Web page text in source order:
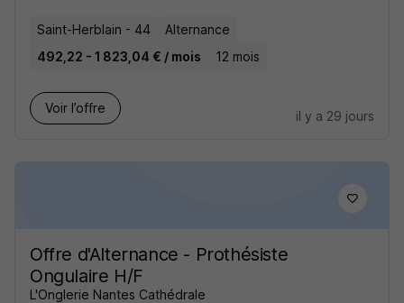
Saint-Herblain - 44
Alternance
492,22 - 1 823,04 € / mois
12 mois
Voir l’offre
il y a 29 jours
Offre d'Alternance - Prothésiste
Ongulaire H/F
L'Onglerie Nantes Cathédrale